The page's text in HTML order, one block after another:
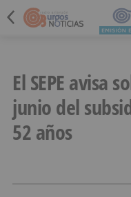
El SEPE avisa
junio del
52 años